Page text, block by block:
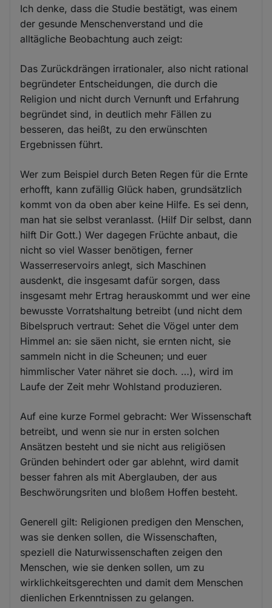
Ich denke, dass die Studie bestätigt, was einem
der gesunde Menschenverstand und die
alltägliche Beobachtung auch zeigt:
Das Zurückdrängen irrationaler, also nicht rational
begründeter Entscheidungen, die durch die
Religion und nicht durch Vernunft und Erfahrung
begründet sind, in deutlich mehr Fällen zu
besseren, das heißt, zu den erwünschten
Ergebnissen führt.
Wer zum Beispiel durch Beten Regen für die Ernte
erhofft, kann zufällig Glück haben, grundsätzlich
kommt von da oben aber keine Hilfe. Es sei denn,
man hat sie selbst veranlasst. (Hilf Dir selbst, dann
hilft Dir Gott.) Wer dagegen Früchte anbaut, die
nicht so viel Wasser benötigen, ferner
Wasserreservoirs anlegt, sich Maschinen
ausdenkt, die insgesamt dafür sorgen, dass
insgesamt mehr Ertrag herauskommt und wer eine
bewusste Vorratshaltung betreibt (und nicht dem
Bibelspruch vertraut: Sehet die Vögel unter dem
Himmel an: sie säen nicht, sie ernten nicht, sie
sammeln nicht in die Scheunen; und euer
himmlischer Vater nähret sie doch. …), wird im
Laufe der Zeit mehr Wohlstand produzieren.
Auf eine kurze Formel gebracht: Wer Wissenschaft
betreibt, und wenn sie nur in ersten solchen
Ansätzen besteht und sie nicht aus religiösen
Gründen behindert oder gar ablehnt, wird damit
besser fahren als mit Aberglauben, der aus
Beschwörungsriten und bloßem Hoffen besteht.
Generell gilt: Religionen predigen den Menschen,
was sie denken sollen, die Wissenschaften,
speziell die Naturwissenschaften zeigen den
Menschen, wie sie denken sollen, um zu
wirklichkeitsgerechten und damit dem Menschen
dienlichen Erkenntnissen zu gelangen.